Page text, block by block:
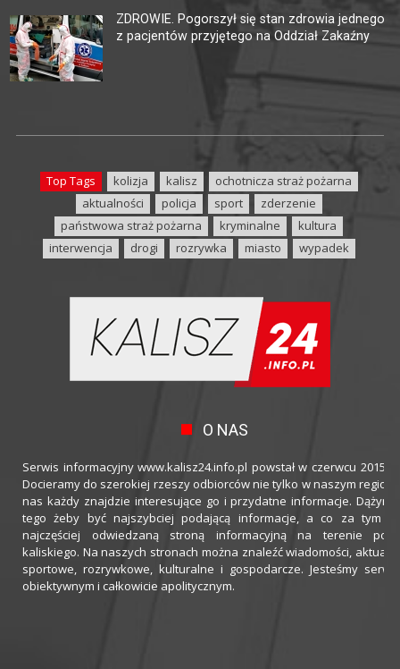
ZDROWIE. Pogorszył się stan zdrowia jednego
z pacjentów przyjętego na Oddział Zakaźny
Top Tags kolizja kalisz
ochotnicza straż pożarna
aktualności
policja sport
zderzenie
państwowa straż pożarna
kryminalne
kultura
interwencja
drogi rozrywka miasto wypadek
O NAS
Serwis informacyjny www.kalisz24.info.pl powstał w czerwcu 2015
Docieramy do szerokiej rzeszy odbiorców nie tylko w naszym
nas każdy znajdzie interesujące go i przydatne informacje.
tego żeby być najszybciej podającą informacje, a co za tym
najczęściej odwiedzaną stroną informacyjną na terenie
kaliskiego. Na naszych stronach można znaleźć wiadomości,
sportowe, rozrywkowe, kulturalne i gospodarcze. Jesteśmy
obiektywnym i całkowicie apolitycznym.